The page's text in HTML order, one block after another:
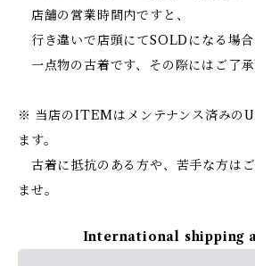
店舗の営業時間内ですと、
行き違いで店頭にてSOLDになる場合
一点物の古着です、その際にはご了承
※ 当店のITEMはメンテナンス済みの
ます。
古着に抵抗のある方や、苦手な方は
ませ。
International shipping